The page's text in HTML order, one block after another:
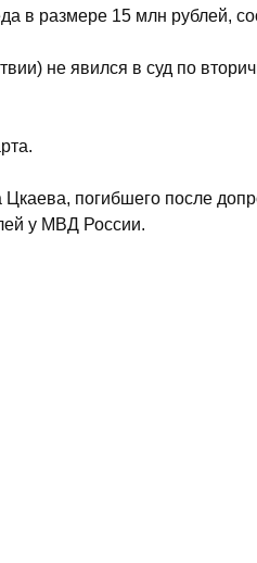
в размере 15 млн рублей,
не явился в суд по
погибшего после
у МВД России.